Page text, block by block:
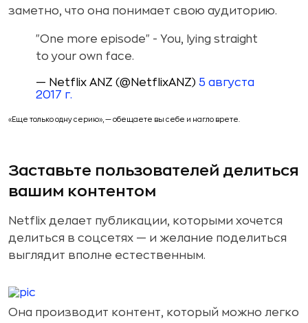
заметно, что она понимает свою аудиторию.
"One more episode" - You, lying straight
to your own face.
— Netflix ANZ (@NetflixANZ) 5 августа
2017 г.
«Еще только одну серию», — обещаете вы себе и нагло врете.
Заставьте пользователей делиться
вашим контентом
Netflix делает публикации, которыми хочется
делиться в соцсетях — и желание поделиться
выглядит вполне естественным.
Она производит контент, который можно легко